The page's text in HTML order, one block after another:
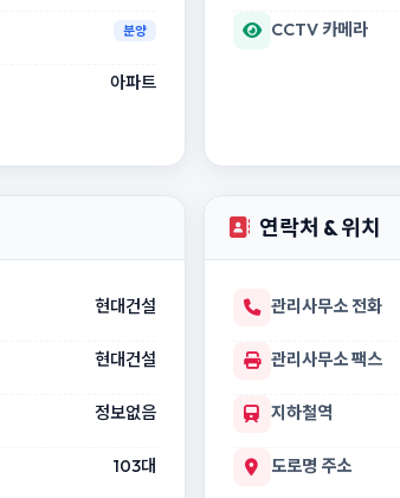
분양
아파트
CCTV 카메라
현대건설
현대건설
정보없음
103대
연락처 & 위치
관리사무소 전화
관리사무소 팩스
지하철역
도로명 주소